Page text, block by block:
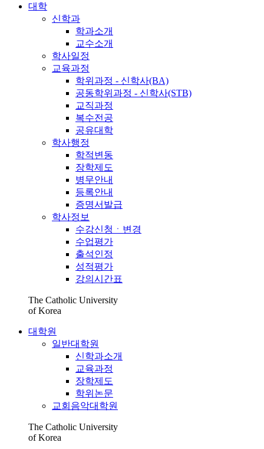
대학
신학과
학과소개
교수소개
학사일정
교육과정
학위과정 - 신학사(BA)
공동학위과정 - 신학사(STB)
교직과정
복수전공
공유대학
학사행정
학적변동
장학제도
병무안내
등록안내
증명서발급
학사정보
수강신청ㆍ변경
수업평가
출석인정
성적평가
강의시간표
The Catholic University
of Korea
대학원
일반대학원
신학과소개
교육과정
장학제도
학위논문
교회음악대학원
The Catholic University
of Korea